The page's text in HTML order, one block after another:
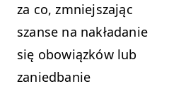
za co, zmniejsza­jąc
szanse na nakładanie
się obow­iązków lub
zanied­ban­ie